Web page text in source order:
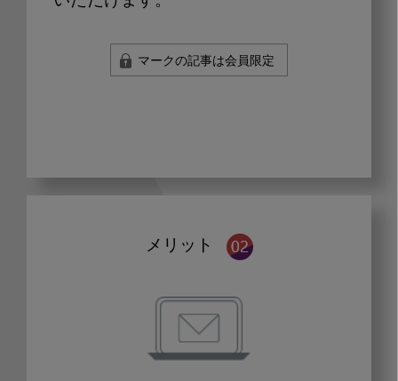
マークの記事は会員限定
メリット